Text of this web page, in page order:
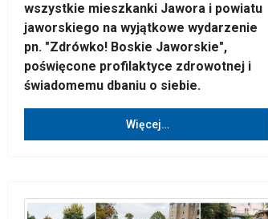
wszystkie mieszkanki Jawora i powiatu
jaworskiego na wyjątkowe wydarzenie
pn. "Zdrówko! Boskie Jaworskie",
poświęcone profilaktyce zdrowotnej i
świadomemu dbaniu o siebie.
Więcej…